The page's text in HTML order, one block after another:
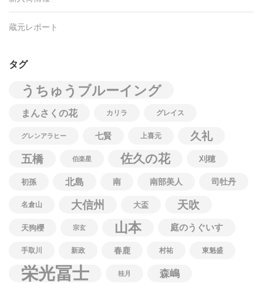
蔵元レポート
タグ
うちゅうブルーイング
まんさくの花 カリラ グレイス
グレンアラヒー 七賢 上喜元
久礼
五橋
伯楽星 佐久の花 刈穂
初孫 北島 南 南部美人 司牡丹
名倉山 大信州 大盃 天吹
天狗櫻 宗玄 山本 庭のうぐいす
手取川 新政 春鹿 村祐 東魁盛
栄光冨士 桂月 森嶋